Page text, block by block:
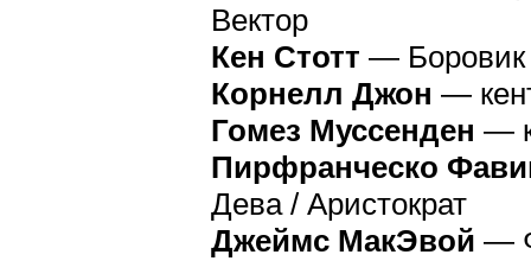
Вектор
Кен Стотт — Боровик
Корнелл Джон —
Гомез Муссенден —
Пирфранческо
Дева / Аристократ
Джеймс МакЭвой —